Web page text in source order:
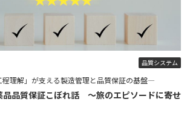
品質システム
理解」が支える製造管理と品質保証の基盤―
品品質保証こぼれ話 ～旅のエピソードに寄せ